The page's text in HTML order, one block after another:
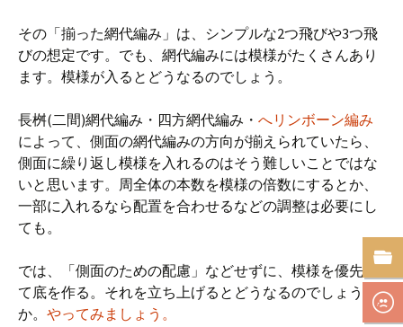
その「揃った網代編み」は、シンプルな2つ飛びや3つ飛
びの想定です。でも、網代編みには模様がたくさんあり
ます。模様が入るとどうなるのでしょう。
長桝(二間)網代編み・四方網代編み・ へリンボーン編み
によって、側面の網代編みの方向が揃えられていたら、
側面に繰り返し模様を入れるのはそう難しいことではな
いと思います。周全体の本数を模様の倍数にするとか、
一部に入れるなら配置を合わせるなどの調整は必要にし
ても。
では、「側面のための配慮」などせずに、模様を優先し
て底を作る。それを立ち上げるとどうなるのでしょう
か。 やってみましょう。